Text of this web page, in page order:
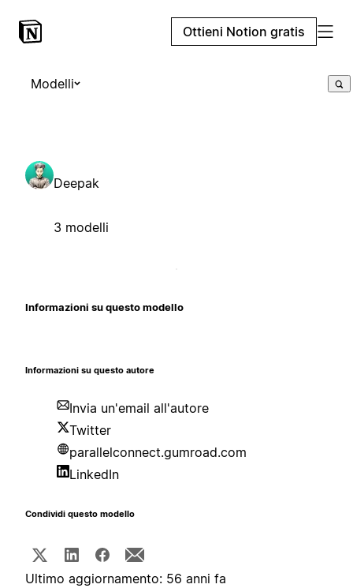
Ottieni Notion gratis
Modelli
Deepak
3 modelli
Informazioni su questo modello
Informazioni su questo autore
Invia un'email all'autore
Twitter
parallelconnect.gumroad.com
LinkedIn
Condividi questo modello
Ultimo aggiornamento: 56 anni fa